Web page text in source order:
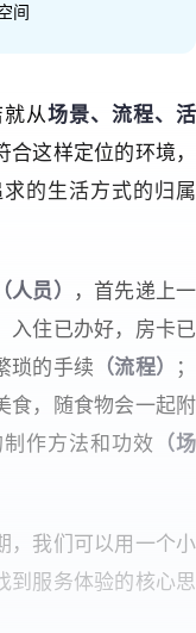
间
就从场景、流程、活
合这样定位的环境，
的生活方式的归属
（人员）
，首先递上一
入住已办好，房卡已
琐的手续 （流程）
；
食，随食物会一起附
作方法和功效
（场
，我们可以用一个小
到服务体验的核心思